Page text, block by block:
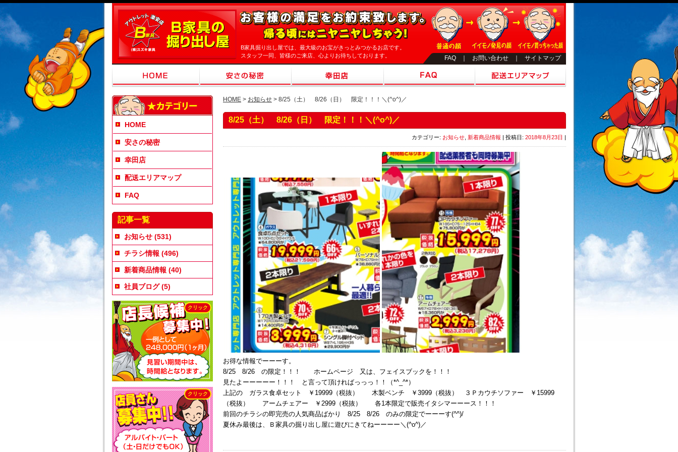
B家具掘り出し屋では、最大級のお宝がきっとみつかるお店です。
スタッフ一同、皆様のご来店、心よりお待ちしております。
FAQ お問い合わせ サイトマップ
HOME > お知らせ > 8/25（土） 8/26（日） 限定！！！＼(^o^)／
8/25（土） 8/26（日） 限定！！！＼(^o^)／
カテゴリー: お知らせ 新着商品情報 | 投稿日: 2018年8月23日 |
お得な情報でーーーす。
8/25 8/26 の限定！！！ ホームページ 又は、フェイスブックを！！！
見たよーーーーー！！！ と言って頂ければっっっ！！（*^_^*）
上記の ガラス食卓セット ￥19999（税抜） 木製ベンチ ￥3999（税抜） ３Ｐカウチソファー ￥15999
（税抜） アームチェアー ￥2999（税抜） 各1本限定で販売イタシマーーース！！！
前回のチラシの即完売の人気商品ばかり 8/25 8/26 のみの限定でーーーす(^^)/
夏休み最後は、Ｂ家具の掘り出し屋に遊びにきてねーーーー＼(^o^)／
HOME
安さの秘密
幸田店
配送エリアマップ
FAQ
記事一覧
お知らせ (531)
チラシ情報 (496)
新着商品情報 (40)
社員ブログ(5)